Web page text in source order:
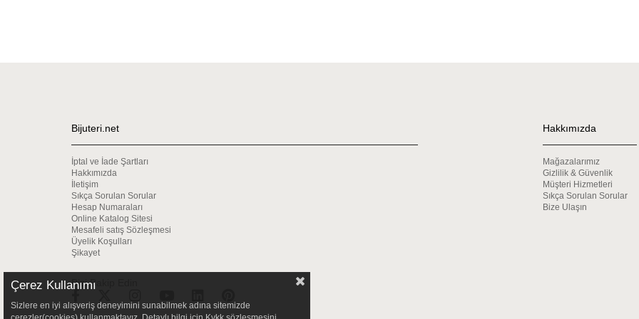
Bijuteri.net
İptal ve İade Şartları
Hakkımızda
İletişim
Sıkça Sorulan Sorular
Hesap Numaraları
Online Katalog Sitesi
Mesafeli satış Sözleşmesi
Üyelik Koşulları
Şikayet
Bizi Bakip Edin
Hakkımızda
Mağazalarımız
Gizlilik & Güvenlik
Müşteri Hizmetleri
Sıkça Sorulan Sorular
Bize Ulaşın
Çerez Kullanımı
Sizlere en iyi alışveriş deneyimini sunabilmek adına sitemizde